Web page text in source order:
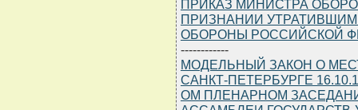
ПРИКАЗ МИНИСТРА
ПРИЗНАНИИ
ОБОРОНЫ РОССИЙСКОЙ
------------
МОДЕЛЬНЫЙ ЗАКОН О
САНКТ-ПЕТЕРБУРГЕ
ОМ ПЛЕНАРНОМ